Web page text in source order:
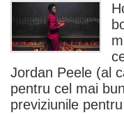
Jordan Peele (al
pentru cel mai
previziunile